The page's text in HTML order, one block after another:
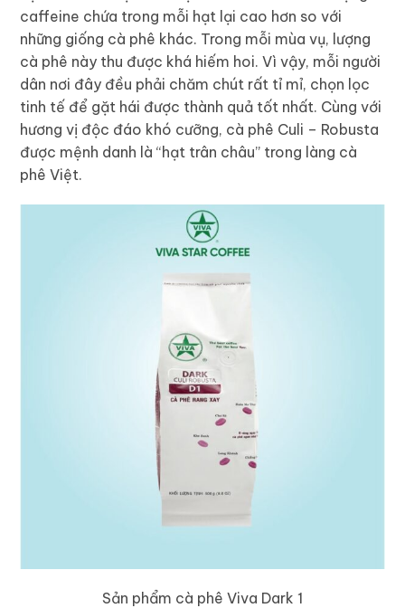
caffeine chứa trong mỗi hạt lại cao hơn so với
những giống cà phê khác. Trong mỗi mùa vụ, lượng
cà phê này thu được khá hiếm hoi. Vì vậy, mỗi người
dân nơi đây đều phải chăm chút rất tỉ mỉ, chọn lọc
tinh tế để gặt hái được thành quả tốt nhất. Cùng với
hương vị độc đáo khó cưỡng, cà phê Culi – Robusta
được mệnh danh là “hạt trân châu” trong làng cà
phê Việt.
Sản phẩm cà phê Viva Dark 1